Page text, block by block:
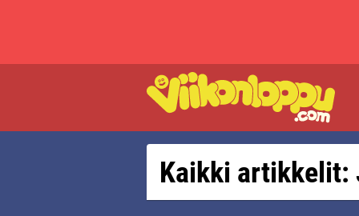
Kaikki artikkelit: